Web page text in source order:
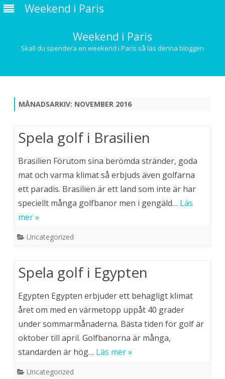
Weekend i Paris
Weekend i Paris
Skall du spendera en weekend i Paris så läs denna bloggen
MÅNADSARKIV: NOVEMBER 2016
Spela golf i Brasilien
Brasilien Förutom sina berömda stränder, goda
mat och varma klimat så erbjuds även golfarna
ett paradis. Brasilien är ett land som inte är har
speciellt många golfbanor men i gengäld… Läs
mer »
Uncategorized
Spela golf i Egypten
Egypten Egypten erbjuder ett behagligt klimat
året om med en värmetopp uppåt 40 grader
under sommarmånaderna. Bästa tiden för golf är
oktober till april. Golfbanorna är många,
standarden är hög… Läs mer »
Uncategorized